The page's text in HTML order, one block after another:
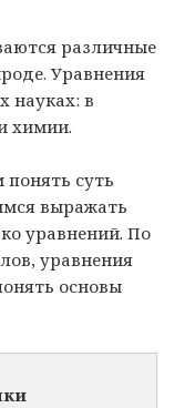
различные
Уравнения
науках: в
химии.
суть
выражать
уравнений. По
уравнения
основы